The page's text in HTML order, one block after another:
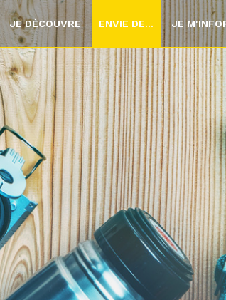
JE DÉCOUVRE ENVIE DE... JE